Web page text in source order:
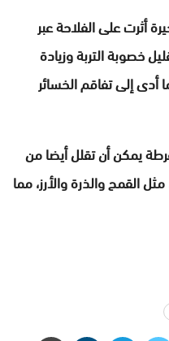
أثرت على الفلاحة عبر
خصوبة التربة وزيادة
أدى إلى تفاقم الخسائر
يمكن أن تقلل أيضا من
القمح والذرة والأرز، مما